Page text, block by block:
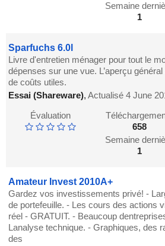
Semaine
1
Sparfuchs 6.0l
Livre d'entretien ménager pour tout le
dépenses sur une vue. L’aperçu
de coûts utiles.
Essai (Shareware),Actualisé 4 June
Évaluation
658
Semaine
1
Amateur Invest 2010A+
Gardez vos investissements privé! -
de portefeuille. - Les cours des actions
réel - GRATUIT. - Beaucoup
Lanalyse technique. - Graphiques, des
des